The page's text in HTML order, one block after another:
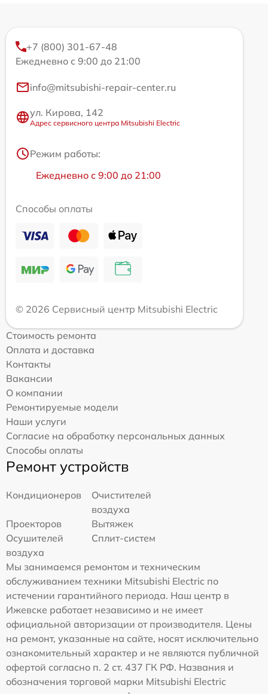
+7 (800) 301-67-48
Ежедневно с 9:00 до 21:00
info@mitsubishi-repair-center.ru
ул. Кирова, 142
Адрес сервисного центра Mitsubishi Electric
Режим работы:
Ежедневно с 9:00 до 21:00
Способы оплаты
© 2026 Сервисный центр Mitsubishi Electric
Стоимость ремонта
Оплата и доставка
Контакты
Вакансии
О компании
Ремонтируемые модели
Наши услуги
Согласие на обработку персональных данных
Способы оплаты
Ремонт устройств
Кондиционеров
Очистителей
воздуха
Проекторов
Вытяжек
Осушителей
воздуха
Сплит-систем
Мы занимаемся ремонтом и техническим
обслуживанием техники Mitsubishi Electric по
истечении гарантийного периода. Наш центр в
Ижевске работает независимо и не имеет
официальной авторизации от производителя. Цены
на ремонт, указанные на сайте, носят исключительно
ознакомительный характер и не являются публичной
офертой согласно п. 2 ст. 437 ГК РФ. Названия и
обозначения торговой марки Mitsubishi Electric